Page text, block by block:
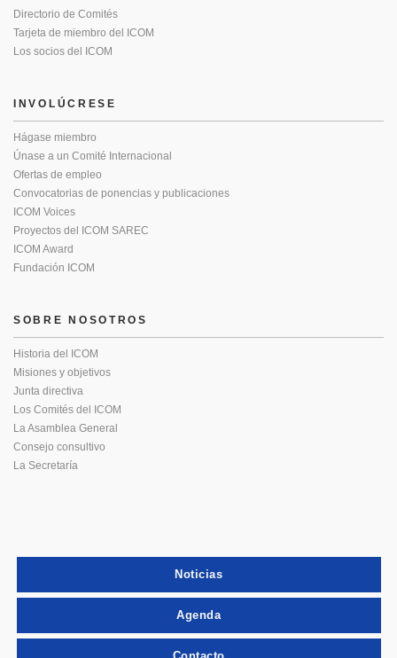
Directorio de Comités
Tarjeta de miembro del ICOM
Los socios del ICOM
INVOLÚCRESE
Hágase miembro
Únase a un Comité Internacional
Ofertas de empleo
Convocatorias de ponencias y publicaciones
ICOM Voices
Proyectos del ICOM SAREC
ICOM Award
Fundación ICOM
SOBRE NOSOTROS
Historia del ICOM
Misiones y objetivos
Junta directiva
Los Comités del ICOM
La Asamblea General
Consejo consultivo
La Secretaría
Noticias
Agenda